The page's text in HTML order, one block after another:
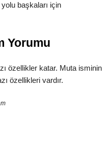
başkaları için
Yorumu
özellikler katar. Muta isminin
özellikleri vardır.